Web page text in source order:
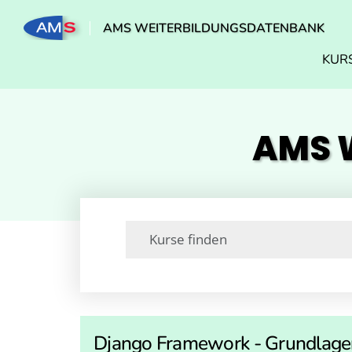
AMS WEITERBILDUNGSDATENBANK
AMS
Django Framework -